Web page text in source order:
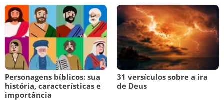
Personagens bíblicos: sua
história, características e
importância
31 versículos sobre a ira
de Deus